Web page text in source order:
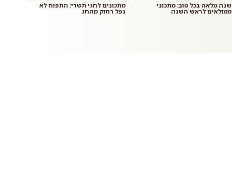
שנה מלאה בכל טוב: מתכוני
ממולאים לראש השנה
מתכונים לחגי תשרי: התפוח לא
נפל רחוק מהחג